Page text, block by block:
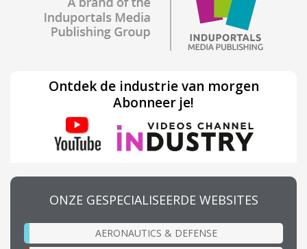
Ontdek de industrie van morgen
Abonneer je!
ONZE GESPECIALISEERDE WEBSITES
AERONAUTICS & DEFENSE